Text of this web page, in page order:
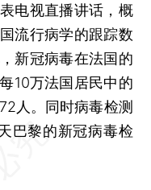
电视直播讲话，概
流行病学的跟踪数
新冠病毒在法国的
10万法国居民中的
人。同时病毒检测
巴黎的新冠病毒检